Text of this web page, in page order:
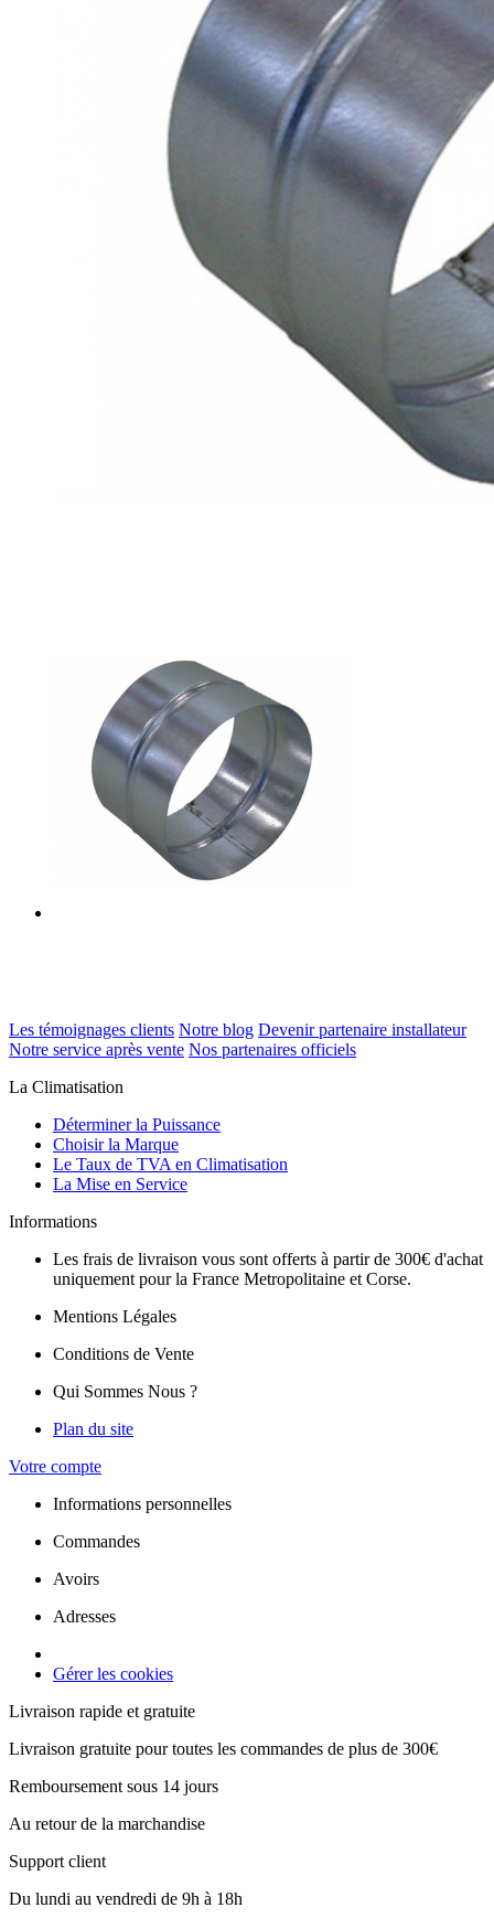
Les témoignages clients Notre blog Devenir partenaire installateur
Notre service après vente Nos partenaires officiels
La Climatisation
Déterminer la Puissance
Choisir la Marque
Le Taux de TVA en Climatisation
La Mise en Service
Informations
Les frais de livraison vous sont offerts à partir de 300€ d'achat
uniquement pour la France Metropolitaine et Corse.
Mentions Légales
Conditions de Vente
Qui Sommes Nous ?
Plan du site
Votre compte
Informations personnelles
Commandes
Avoirs
Adresses
Gérer les cookies
Livraison rapide et gratuite
Livraison gratuite pour toutes les commandes de plus de 300€
Remboursement sous 14 jours
Au retour de la marchandise
Support client
Du lundi au vendredi de 9h à 18h